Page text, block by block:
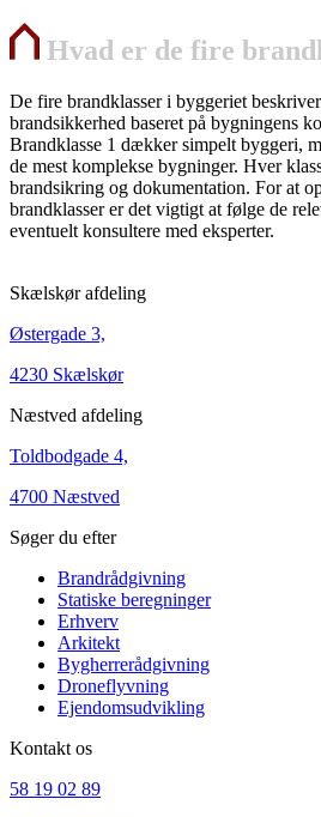
Hvad er de fire
De fire brandklasser i byggeriet
brandsikkerhed baseret på bygningens
Brandklasse 1 dækker simpelt byggeri,
de mest komplekse bygninger. Hver
brandsikring og dokumentation. For at
brandklasser er det vigtigt at følge de
eventuelt konsultere med eksperter.
Skælskør afdeling
Østergade 3,
4230 Skælskør
Næstved afdeling
Toldbodgade 4,
4700 Næstved
Søger du efter
Brandrådgivning
Statiske beregninger
Erhverv
Arkitekt
Bygherrerådgivning
Droneflyvning
Ejendomsudvikling
Kontakt os
58 19 02 89